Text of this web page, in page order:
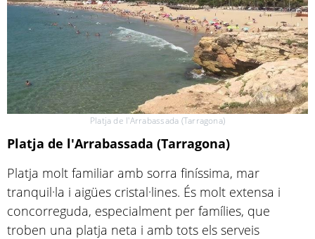
Platja de l'Arrabassada (Tarragona)
Platja de l'Arrabassada (Tarragona)
Platja molt familiar amb sorra finíssima, mar
tranquil·la i aigües cristal·lines. És molt extensa i
concorreguda, especialment per famílies, que
troben una platja neta i amb tots els serveis